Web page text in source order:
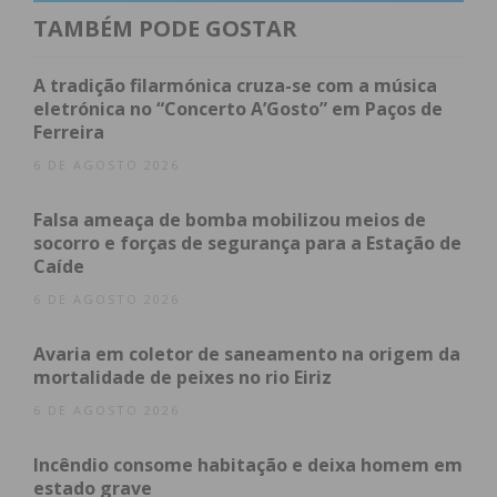
acentuada no turismo e na procura que o hotel
teve, regularmente ocupado por pessoas vindas de
trabalho e por isso assumimos este gesto, que nos
permite ajudar quem precisa e manter os nossos
funcionários a trabalhar, sem termos de despedir
ou mandar para casa”, acrescentou.
O Penafiel Park Hotel & Spa tem 69 quartos, que
podem agora ser solicitados pelos profissionais de
o Centro Hospitalar do Tâmega e Sousa e os ACES”,
frisou o diretor, explicando que os profissionais
TAMBÉM PODE GOSTAR
A tradição filarmónica cruza-se com a música
eletrónica no “Concerto A’Gosto” em Paços de
Ferreira
6 DE AGOSTO 2026
Falsa ameaça de bomba mobilizou meios de
socorro e forças de segurança para a Estação de
Caíde
6 DE AGOSTO 2026
Avaria em coletor de saneamento na origem da
mortalidade de peixes no rio Eiriz
6 DE AGOSTO 2026
Incêndio consome habitação e deixa homem em
estado grave